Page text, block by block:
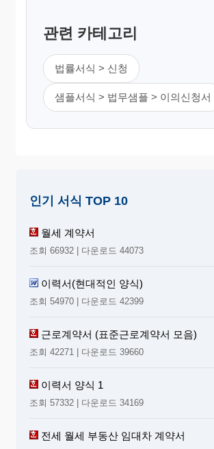
관련 카테고리
법률서식 > 신청
샘플서식 > 법무샘플 > 이의신청서
인기 서식 TOP 10
월세 계약서
조회 66932 | 다운로드 44073
이력서(현대적인 양식)
조회 54970 | 다운로드 42399
근로계약서 (표준근로계약서 모음)
조회 42271 | 다운로드 39660
이력서 양식 1
조회 57332 | 다운로드 34169
전세 월세 부동산 임대차 계약서